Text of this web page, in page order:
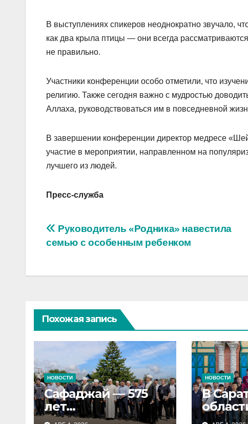
В выступлениях спикеров неоднократно
как два крыла птицы — они всегда
не правильно.
Участники конференции особо отметили, что
религию. Также сегодня важно с мудростью
Аллаха, руководствоваться им в повседневной
В завершении конференции директор медресе
участие в мероприятии, направленном на
лучшего из людей.
Пресс-служба
Навигация
записям
Руководитель «Родника» навестила
семью с особенным ребенком
Похожая запись
НОВОСТИ
Сафаджай — 575
лет
мусульманской
НОВОСТИ
В